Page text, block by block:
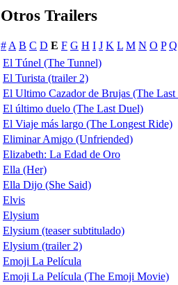
Otros Trailers
#A B C D E F G H I J K L M N O P Q
El Túnel (The Tunnel)
El Turista (trailer 2)
El Ultimo Cazador de Brujas (The
El último duelo (The Last Duel)
El Viaje más largo (The Longest Ride)
Eliminar Amigo (Unfriended)
Elizabeth: La Edad de Oro
Ella (Her)
Ella Dijo (She Said)
Elvis
Elysium
Elysium (teaser subtitulado)
Elysium (trailer 2)
Emoji La Película
Emoji La Película (The Emoji Movie)